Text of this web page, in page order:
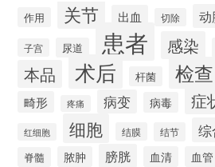
作用 关节 出血 切除
子宫 尿道 患者 感染
本品 术后 杆菌 检查
畸形 疼痛 病变 病毒 症
红细胞 细胞 结膜 结节
脊髓 脓肿 膀胱 血清 血管